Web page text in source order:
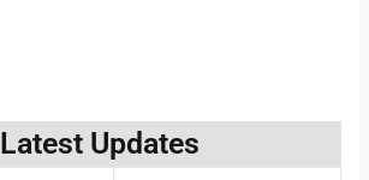
Latest Updates